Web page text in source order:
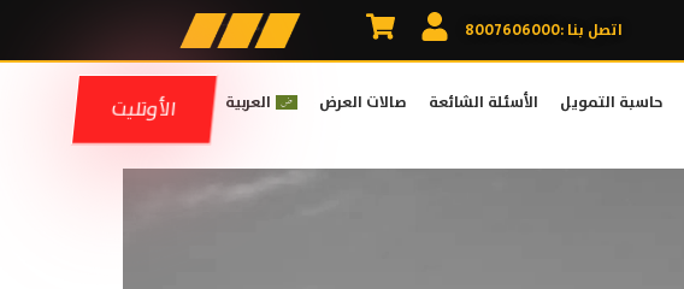
اتصل بنا :8007606000
حاسبة التمويل الأسئلة الشائعة صالات العرض العربية الأوتليت